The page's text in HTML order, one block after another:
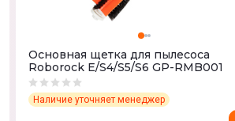
Основная щетка для пылесоса
Roborock E/S4/S5/S6 GP-RMB001
Наличие уточняет менеджер